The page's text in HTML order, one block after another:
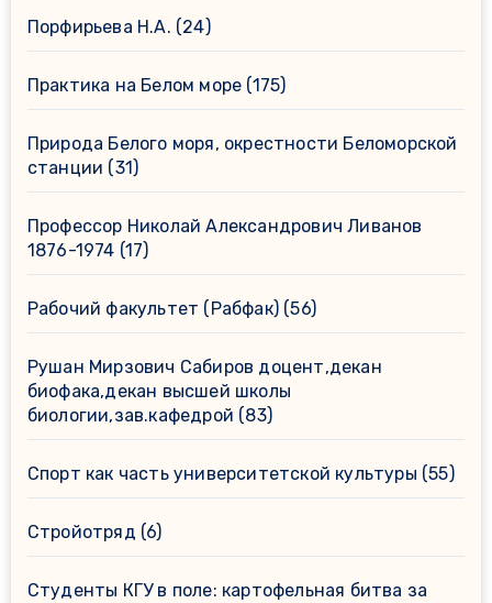
Порфирьева Н.А. (24)
Практика на Белом море (175)
Природа Белого моря, окрестности Беломорской
станции (31)
Профессор Николай Александрович Ливанов
1876-1974 (17)
Рабочий факультет (Рабфак)(56)
Рушан Мирзович Сабиров доцент,декан
биофака,декан высшей школы
биологии,зав.кафедрой (83)
Спорт как часть университетской культуры (55)
Стройотряд (6)
Студенты КГУ в поле: картофельная битва за